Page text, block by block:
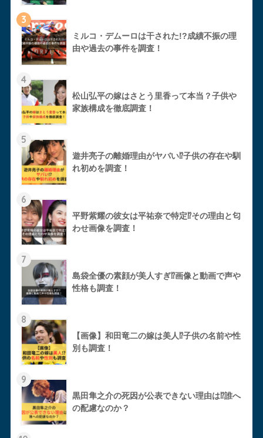
3
ミルコ・デムーロは干された!?成績不振の理
由や過去の事件を調査！
4
松山弘平の嫁はさとう里香って本当？子供や
家族構成を徹底調査！
5
遊井亮子の離婚理由がヤバい⁉︎子供の存在や馴
れ初めを調査！
6
平野紫耀の彼女は平祐奈で特定⁉︎その理由と匂
わせ画像を調査！
7
島袋全優の素顔が美人すぎ⁉︎画像と動画で声や
性格も調査！
8
【画像】和田竜二の嫁は美人⁉︎子供の名前や性
別も調査！
9
黒田隼之介の死因が公表できない理由は⁉︎誰へ
の配慮なのか？